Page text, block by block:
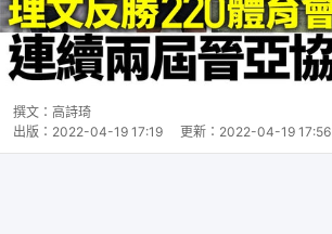
撰文： 高詩琦
出版： 2022-04-19 17:19 更新： 2022-04-19 17:56